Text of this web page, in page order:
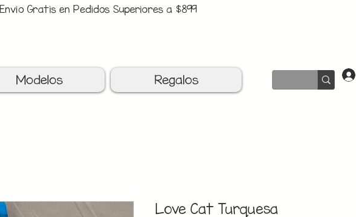
Envio Gratis en Pedidos Superiores a $899
Modelos Regalos
Love Cat Turquesa